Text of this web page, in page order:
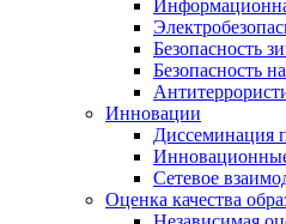
Безопасность
Безопасность
Инновации
Диссеминация
Сетевое
Оценка качества